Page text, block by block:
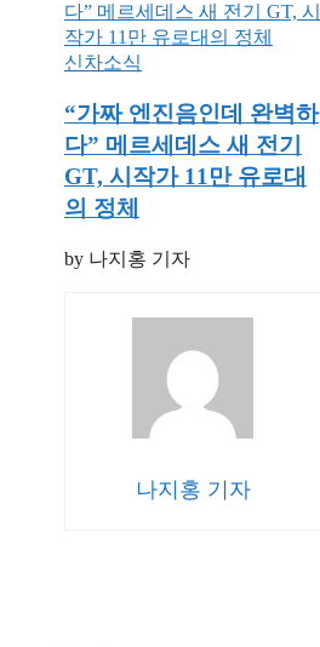
신차소식
“가짜 엔진음인데 완벽하
다” 메르세데스 새 전기
GT, 시작가 11만 유로대
의 정체
by 나지홍 기자
나지홍 기자